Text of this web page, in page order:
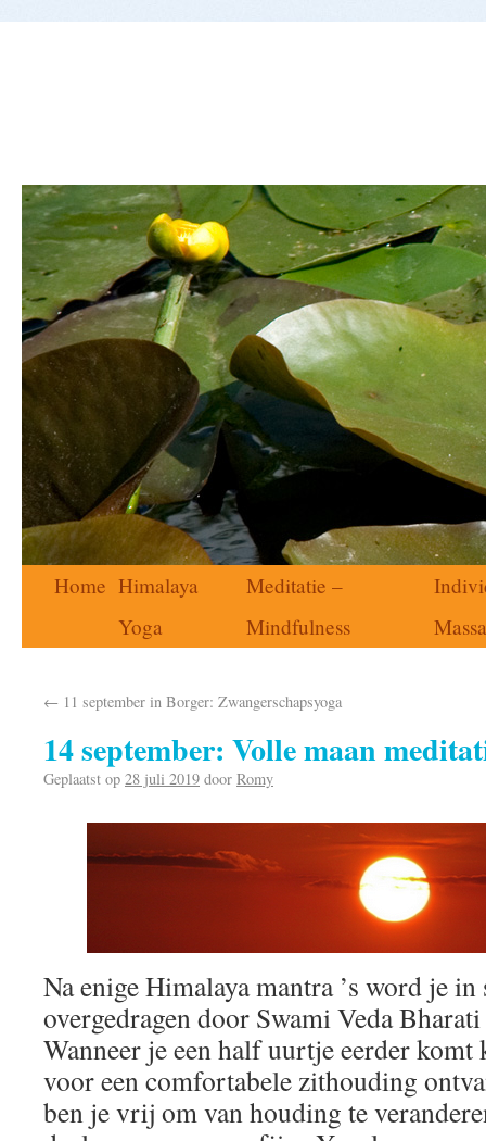
Home Himalaya
Yoga
Meditatie –
Mindfulness
← 11 september in Borger: Zwangerschapsyoga
14 september: Volle maan
Geplaatst op 28 juli 2019 door Romy
Na enige Himalaya mantra ’s word je
overgedragen door Swami Veda
Wanneer je een half uurtje eerder
voor een comfortabele zithouding
ben je vrij om van houding te